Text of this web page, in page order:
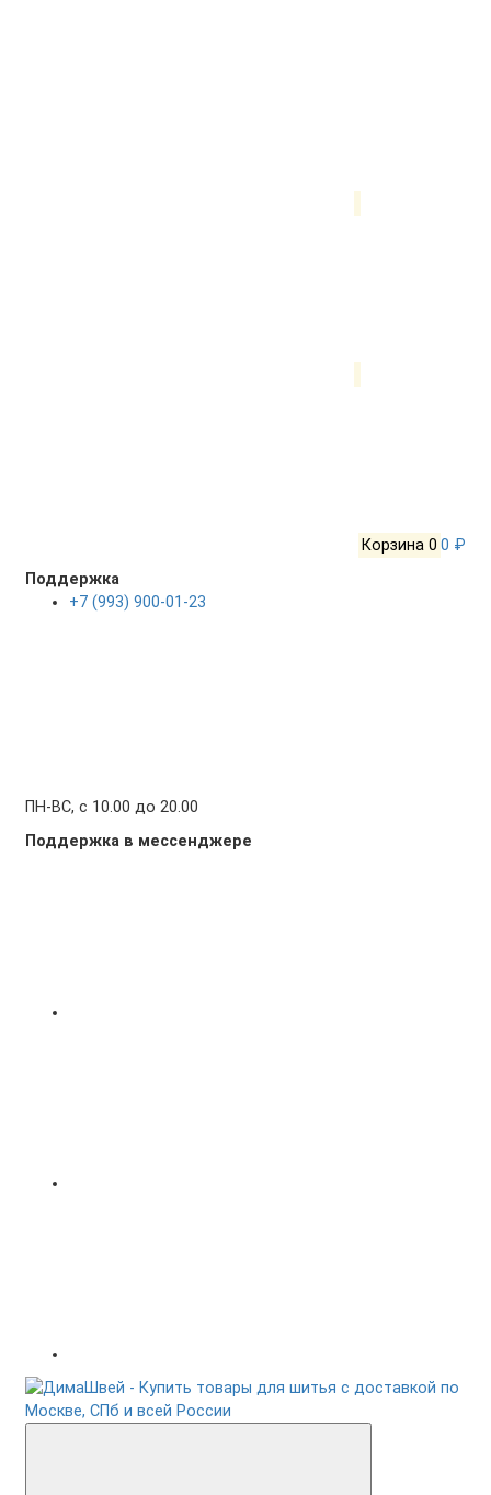
Корзина 0 0 ₽
Поддержка
+7 (993) 900-01-23
ПН-ВС, с 10.00 до 20.00
Поддержка в мессенджере